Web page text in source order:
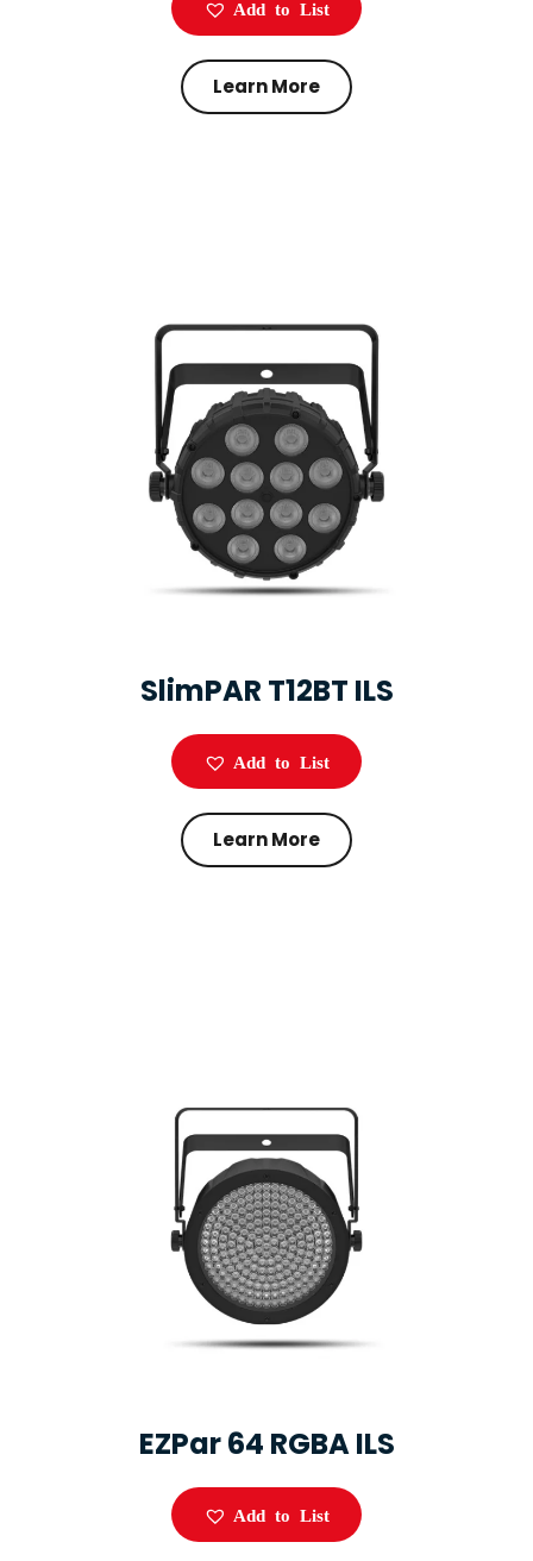
Add to List
Learn More
SlimPAR T12BT ILS
Add to List
Learn More
EZPar 64 RGBA ILS
Add to List